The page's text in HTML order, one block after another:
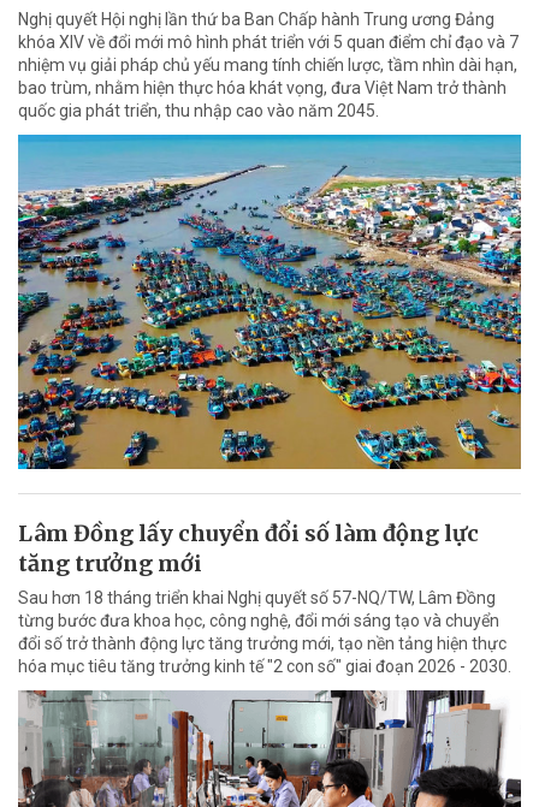
Nghị quyết Hội nghị lần thứ ba Ban Chấp hành Trung ương Đảng
khóa XIV về đổi mới mô hình phát triển với 5 quan điểm chỉ đạo và 7
nhiệm vụ giải pháp chủ yếu mang tính chiến lược, tầm nhìn dài hạn,
bao trùm, nhằm hiện thực hóa khát vọng, đưa Việt Nam trở thành
quốc gia phát triển, thu nhập cao vào năm 2045.
Lâm Đồng lấy chuyển đổi số làm động lực
tăng trưởng mới
Sau hơn 18 tháng triển khai Nghị quyết số 57-NQ/TW, Lâm Đồng
từng bước đưa khoa học, công nghệ, đổi mới sáng tạo và chuyển
đổi số trở thành động lực tăng trưởng mới, tạo nền tảng hiện thực
hóa mục tiêu tăng trưởng kinh tế "2 con số" giai đoạn 2026 - 2030.